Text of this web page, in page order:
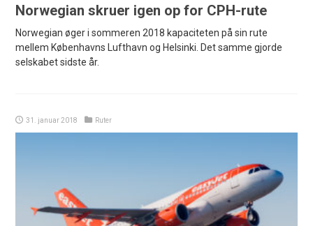
Norwegian skruer igen op for CPH-rute
Norwegian øger i sommeren 2018 kapaciteten på sin rute
mellem Københavns Lufthavn og Helsinki. Det samme gjorde
selskabet sidste år.
31. januar 2018 Ruter